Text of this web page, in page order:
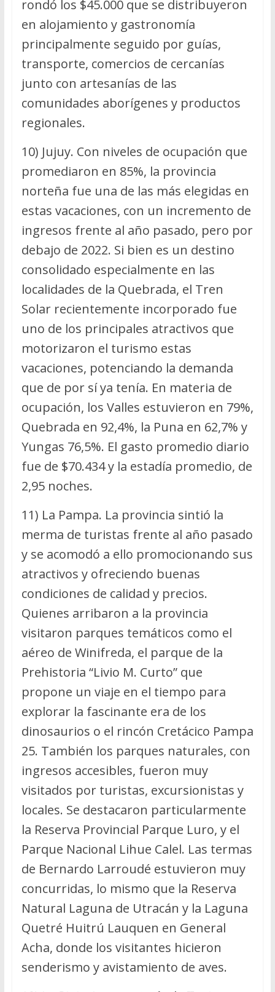
rondó los $45.000 que se distribuyeron
en alojamiento y gastronomía
principalmente seguido por guías,
transporte, comercios de cercanías
junto con artesanías de las
comunidades aborígenes y productos
regionales.
10) Jujuy. Con niveles de ocupación que
promediaron en 85%, la provincia
norteña fue una de las más elegidas en
estas vacaciones, con un incremento de
ingresos frente al año pasado, pero por
debajo de 2022. Si bien es un destino
consolidado especialmente en las
localidades de la Quebrada, el Tren
Solar recientemente incorporado fue
uno de los principales atractivos que
motorizaron el turismo estas
vacaciones, potenciando la demanda
que de por sí ya tenía. En materia de
ocupación, los Valles estuvieron en 79%,
Quebrada en 92,4%, la Puna en 62,7% y
Yungas 76,5%. El gasto promedio diario
fue de $70.434 y la estadía promedio, de
2,95 noches.
11) La Pampa. La provincia sintió la
merma de turistas frente al año pasado
y se acomodó a ello promocionando sus
atractivos y ofreciendo buenas
condiciones de calidad y precios.
Quienes arribaron a la provincia
visitaron parques temáticos como el
aéreo de Winifreda, el parque de la
Prehistoria “Livio M. Curto” que
propone un viaje en el tiempo para
explorar la fascinante era de los
dinosaurios o el rincón Cretácico Pampa
25. También los parques naturales, con
ingresos accesibles, fueron muy
visitados por turistas, excursionistas y
locales. Se destacaron particularmente
la Reserva Provincial Parque Luro, y el
Parque Nacional Lihue Calel. Las termas
de Bernardo Larroudé estuvieron muy
concurridas, lo mismo que la Reserva
Natural Laguna de Utracán y la Laguna
Quetré Huitrú Lauquen en General
Acha, donde los visitantes hicieron
senderismo y avistamiento de aves.